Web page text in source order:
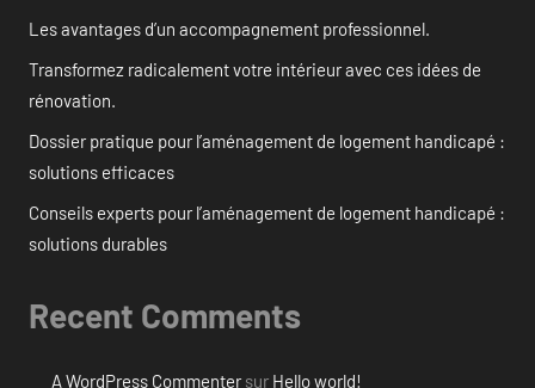
Les avantages d’un accompagnement professionnel.
Transformez radicalement votre intérieur avec ces idées de
rénovation.
Dossier pratique pour l’aménagement de logement handicapé :
solutions efficaces
Conseils experts pour l’aménagement de logement handicapé :
solutions durables
Recent Comments
A WordPress Commentersur Hello world!